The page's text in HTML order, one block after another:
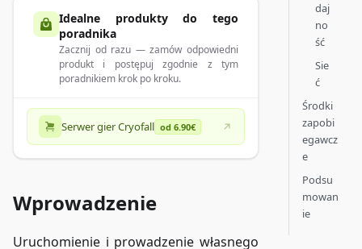
Idealne produkty do tego
poradnika
Zacznij od razu — zamów odpowiedni
produkt i postępuj zgodnie z tym
poradnikiem krok po kroku.
Serwer gier Cryofall od 6.90€
Wprowadzenie
Uruchomienie i prowadzenie własnego
daj
no
ść
Sie
ć
Środki
zapobi
egawcz
e
Podsu
mowan
ie